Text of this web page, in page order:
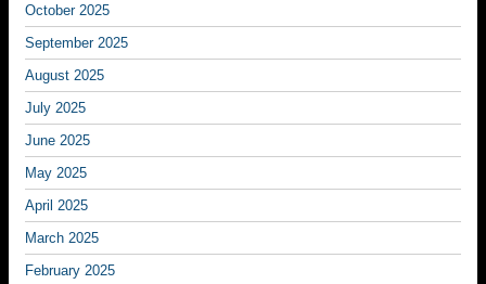
October 2025
September 2025
August 2025
July 2025
June 2025
May 2025
April 2025
March 2025
February 2025